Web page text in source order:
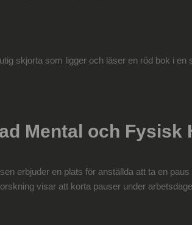
Mental och Fysisk
erbjuder en plats för anställda att ta en
visar att korta pauser under